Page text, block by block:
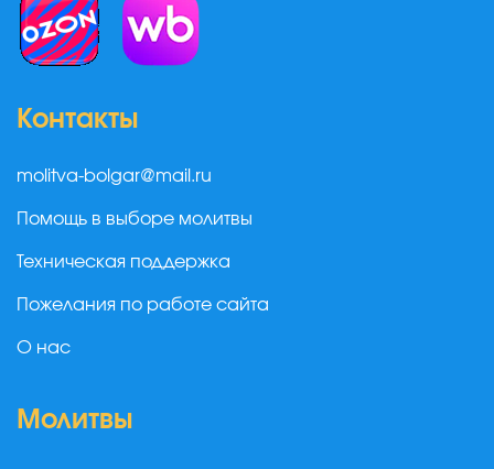
Контакты
molitva-bolgar@mail.ru
Помощь в выборе молитвы
Техническая поддержка
Пожелания по работе сайта
О нас
Молитвы